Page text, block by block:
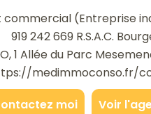
commercial (Entreprise
919 242 669 R.S.A.C.
1 Allée du Parc
medimmoconso.fr/
moi
Voir